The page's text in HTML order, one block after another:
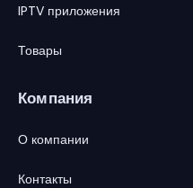
IPTV приложения
Товары
Компания
О компании
Контакты